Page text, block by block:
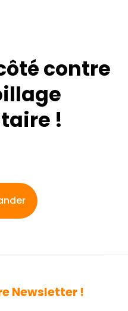
contre
!
Newsletter !